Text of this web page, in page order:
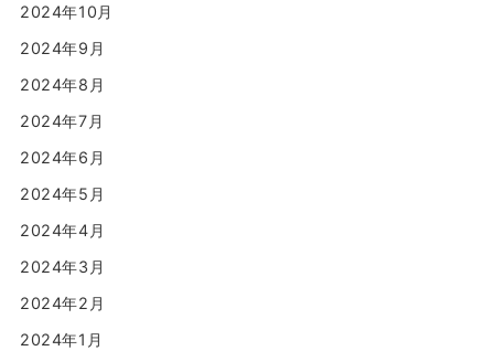
2024年10月
2024年9月
2024年8月
2024年7月
2024年6月
2024年5月
2024年4月
2024年3月
2024年2月
2024年1月